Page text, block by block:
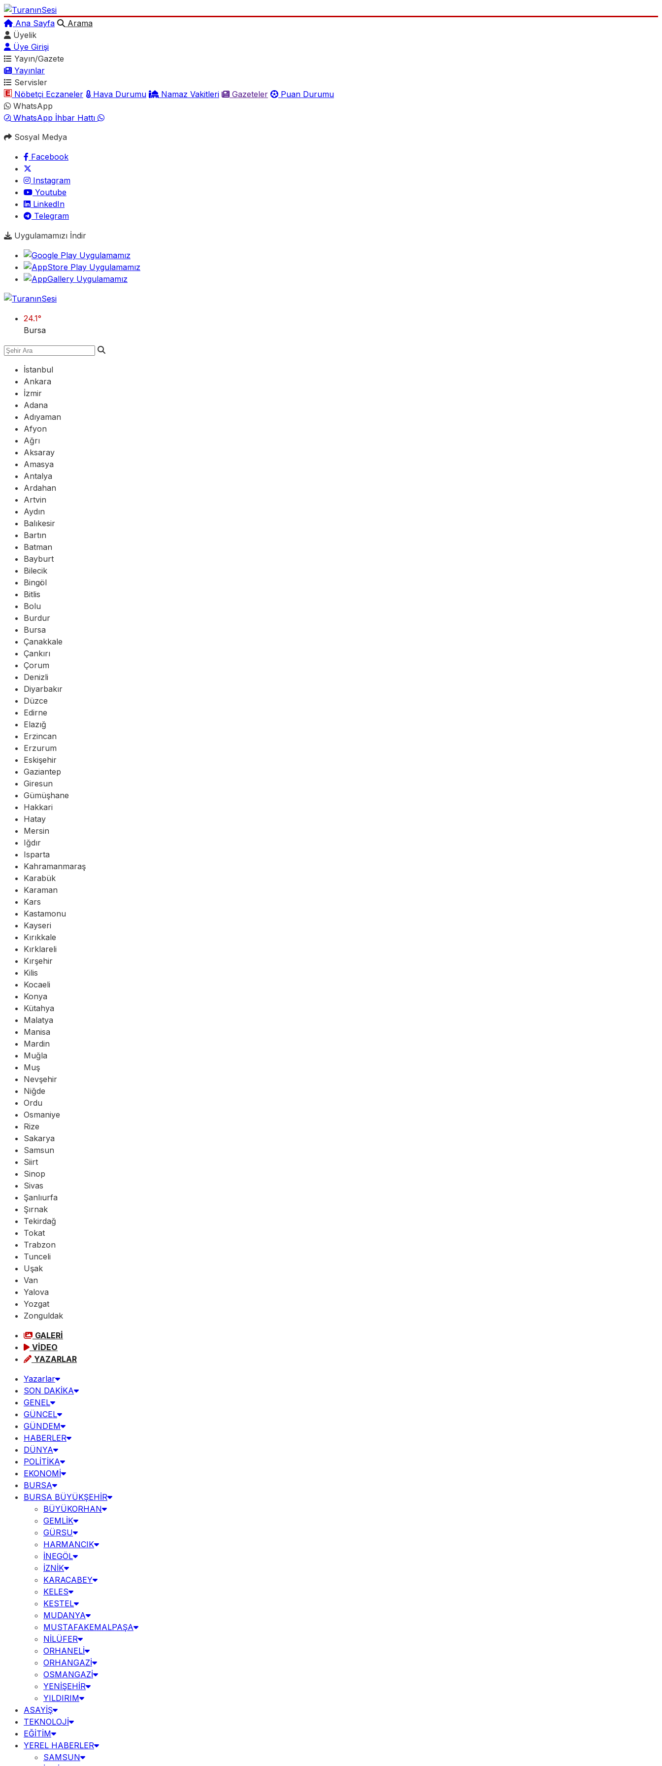
Ana Sayfa
Arama
Üyelik
Üye Girişi
Yayın/Gazete
Yayınlar
Servisler
Nöbetçi Eczaneler
Hava Durumu Namaz Vakitleri Gazeteler
Puan Durumu
WhatsApp
WhatsApp İhbar Hattı
Sosyal Medya
Facebook
Instagram
Youtube
LinkedIn
Telegram
Uygulamamızı İndir
24.1°
Bursa
İstanbul
Ankara
İzmir
Adana
Adıyaman
Afyon
Ağrı
Aksaray
Amasya
Antalya
Ardahan
Artvin
Aydın
Balıkesir
Bartın
Batman
Bayburt
Bilecik
Bingöl
Bitlis
Bolu
Burdur
Bursa
Çanakkale
Çankırı
Çorum
Denizli
Diyarbakır
Düzce
Edirne
Elazığ
Erzincan
Erzurum
Eskişehir
Gaziantep
Giresun
Gümüşhane
Hakkari
Hatay
Mersin
Iğdır
Isparta
Kahramanmaraş
Karabük
Karaman
Kars
Kastamonu
Kayseri
Kırıkkale
Kırklareli
Kırşehir
Kilis
Kocaeli
Konya
Kütahya
Malatya
Manisa
Mardin
Muğla
Muş
Nevşehir
Niğde
Ordu
Osmaniye
Rize
Sakarya
Samsun
Siirt
Sinop
Sivas
Şanlıurfa
Şırnak
Tekirdağ
Tokat
Trabzon
Tunceli
Uşak
Van
Yalova
Yozgat
Zonguldak
GALERİ
VİDEO
YAZARLAR
Yazarlar
SON DAKİKA
GENEL
GÜNCEL
GÜNDEM
HABERLER
DÜNYA
POLİTİKA
EKONOMİ
BURSA
BURSA BÜYÜKŞEHİR
BÜYÜKORHAN
GEMLİK
GÜRSU
HARMANCIK
İNEGÖL
İZNİK
KARACABEY
KELES
KESTEL
MUDANYA
MUSTAFAKEMALPAŞA
NİLÜFER
ORHANELİ
ORHANGAZİ
OSMANGAZİ
YENİŞEHİR
YILDIRIM
ASAYİŞ
TEKNOLOJİ
EĞİTİM
YEREL HABERLER
SAMSUN